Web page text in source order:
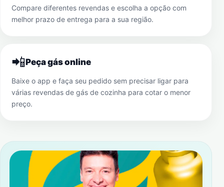
Compare diferentes revendas e escolha a opção com
melhor prazo de entrega para a sua região.
📲Peça gás online
Baixe o app e faça seu pedido sem precisar ligar para
várias revendas de gás de cozinha para cotar o menor
preço.